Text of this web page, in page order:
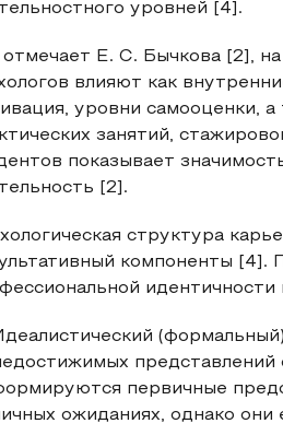
уровней [4].
отмечает Е. С. Бычкова [2],
влияют как
уровни самооценки,
занятий,
показывает
[2].
структура
компоненты [4].
представлений
первичные
ожиданиях, однако